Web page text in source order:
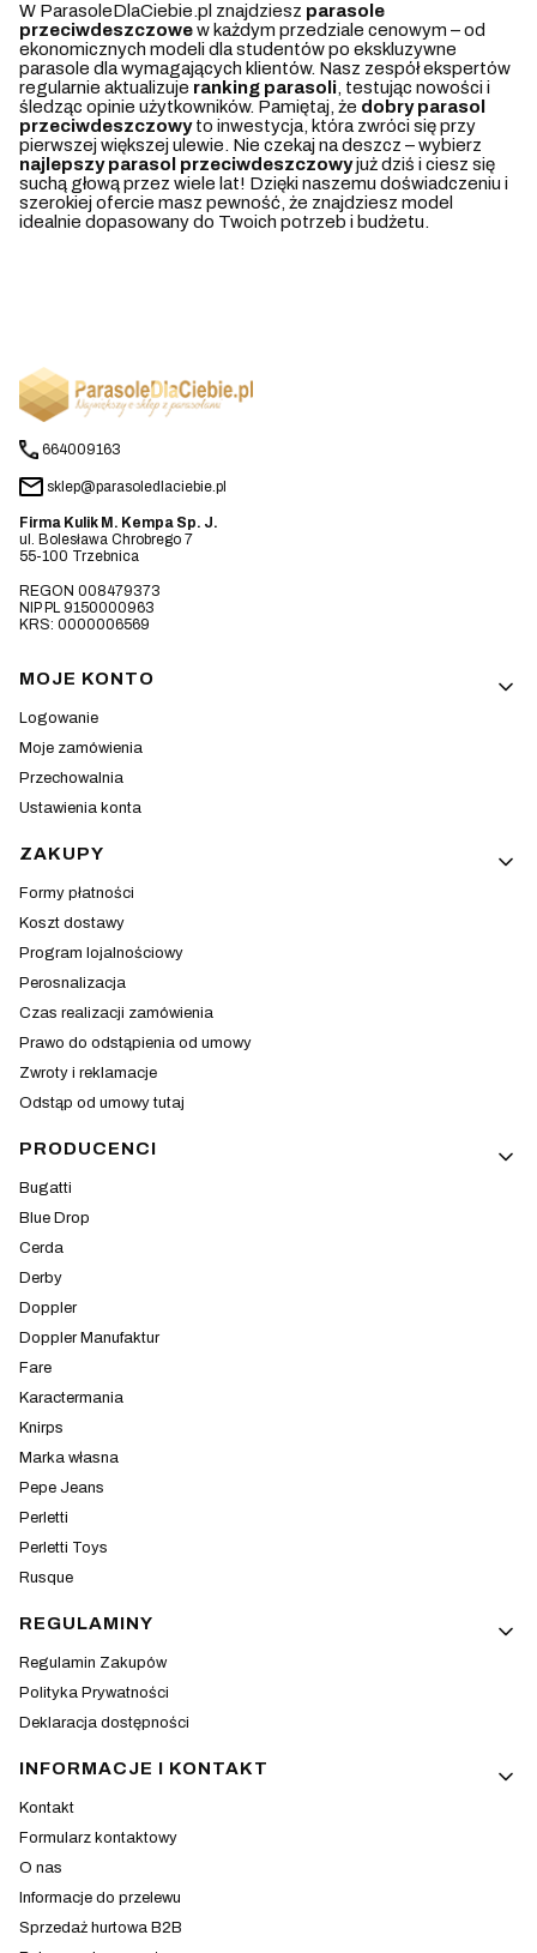
W ParasoleDlaCiebie.pl znajdziesz parasole
przeciwdeszczowew każdym przedziale cenowym – od
ekonomicznych modeli dla studentów po ekskluzywne
parasole dla wymagających klientów. Nasz zespół ekspertów
regularnie aktualizuje ranking parasoli , testując nowości i
śledząc opinie użytkowników. Pamiętaj, że dobry parasol
przeciwdeszczowyto inwestycja, która zwróci się przy
pierwszej większej ulewie. Nie czekaj na deszcz – wybierz
najlepszy parasol przeciwdeszczowyjuż dziś i ciesz się
suchą głową przez wiele lat! Dzięki naszemu doświadczeniu i
szerokiej ofercie masz pewność, że znajdziesz model
idealnie dopasowany do Twoich potrzeb i budżetu.
664009163
sklep@parasoledlaciebie.pl
Firma Kulik M. Kempa Sp. J.
ul. Bolesława Chrobrego 7
55-100 Trzebnica
REGON 008479373
NIP PL 9150000963
KRS: 0000006569
Linki w stopce
MOJE KONTO
Logowanie
Moje zamówienia
Przechowalnia
Ustawienia konta
ZAKUPY
Formy płatności
Koszt dostawy
Program lojalnościowy
Perosnalizacja
Czas realizacji zamówienia
Prawo do odstąpienia od umowy
Zwroty i reklamacje
Odstąp od umowy tutaj
PRODUCENCI
Bugatti
Blue Drop
Cerda
Derby
Doppler
Doppler Manufaktur
Fare
Karactermania
Knirps
Marka własna
Pepe Jeans
Perletti
Perletti Toys
Rusque
REGULAMINY
Regulamin Zakupów
Polityka Prywatności
Deklaracja dostępności
INFORMACJE I KONTAKT
Kontakt
Formularz kontaktowy
O nas
Informacje do przelewu
Sprzedaż hurtowa B2B